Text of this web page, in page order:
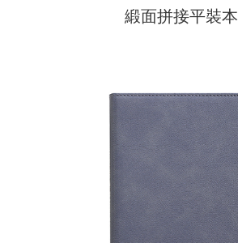
緞面拼接平裝本